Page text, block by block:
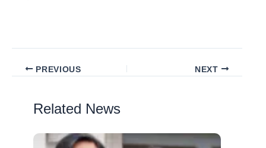
PREVIOUS NEXT
Related News